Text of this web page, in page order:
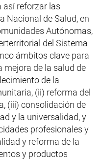
así reforzar las
Nacional de Salud, en
Autónomas,
del Sistema
ámbitos clave para
mejora de la salud de
de la
(ii) reforma del
(iii) consolidación de
y la universalidad, y
profesionales y
y reforma de la
y productos